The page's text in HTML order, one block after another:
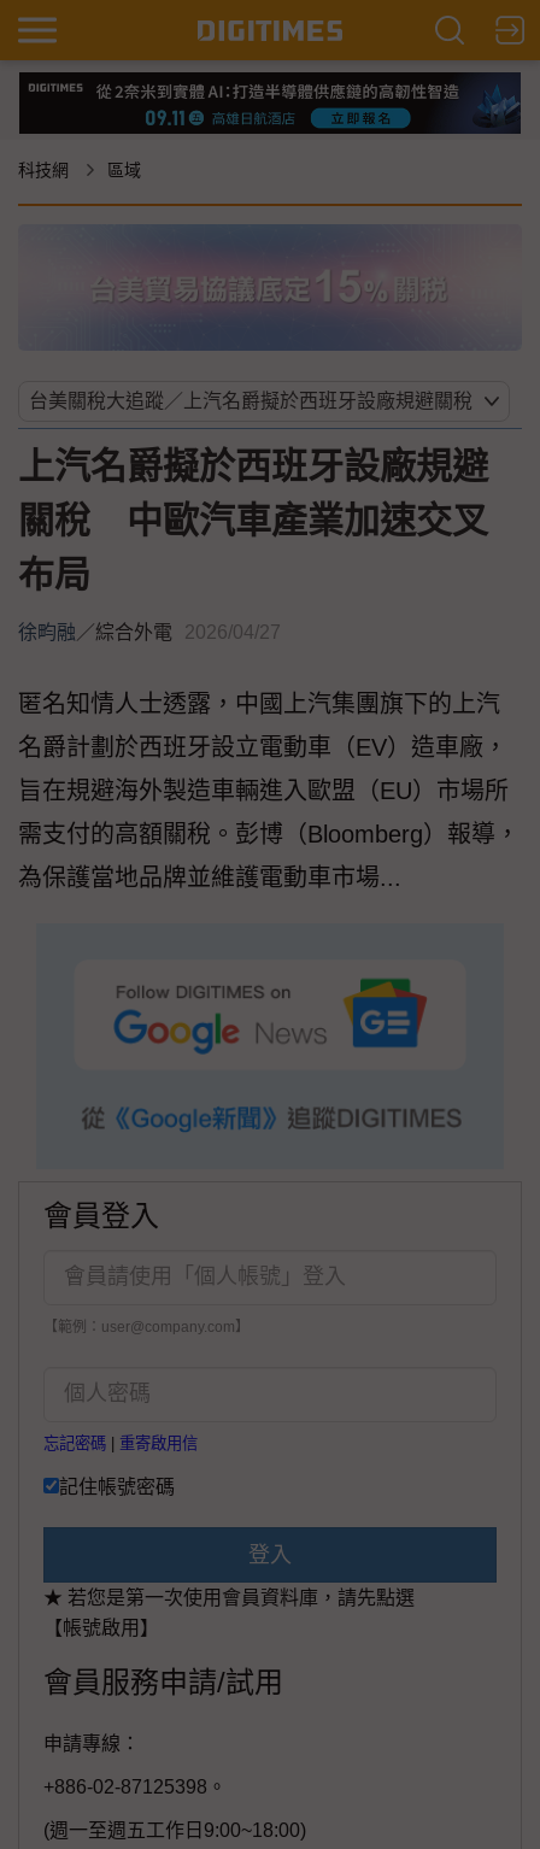
科技網 區域
上汽名爵擬於西班牙設廠規避
關稅 中歐汽車產業加速交叉
布局
徐畇融 ／綜合外電 2026/04/27
匿名知情人士透露，中國上汽集團旗下的上汽
名爵計劃於西班牙設立電動車（EV）造車廠，
旨在規避海外製造車輛進入歐盟（EU）市場所
需支付的高額關稅。彭博（Bloomberg）報導，
為保護當地品牌並維護電動車市場...
會員登入
【範例：user@company.com】
忘記密碼 重寄啟用信
記住帳號密碼
登入
★ 若您是第一次使用會員資料庫，請先點選
【帳號啟用】
會員服務申請/試用
申請專線：
+886-02-87125398。
(週一至週五工作日9:00~18:00)